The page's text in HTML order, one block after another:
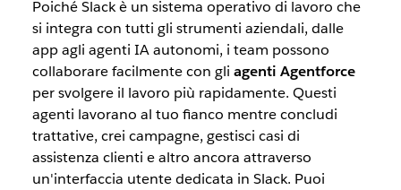
Poiché Slack è un sistema operativo di lavoro che
si integra con tutti gli strumenti aziendali, dalle
app agli agenti IA autonomi, i team possono
collaborare facilmente con gli agenti Agentforce
per svolgere il lavoro più rapidamente. Questi
agenti lavorano al tuo fianco mentre concludi
trattative, crei campagne, gestisci casi di
assistenza clienti e altro ancora attraverso
un'interfaccia utente dedicata in Slack. Puoi